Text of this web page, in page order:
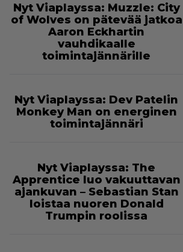
Nyt Viaplayssa: Muzzle: City
of Wolves on pätevää jatkoa
Aaron Eckhartin
vauhdikaalle
toimintajännärille
Nyt Viaplayssa: Dev Patelin
Monkey Man on energinen
toimintajännäri
Nyt Viaplayssa: The
Apprentice luo vakuuttavan
ajankuvan – Sebastian Stan
loistaa nuoren Donald
Trumpin roolissa